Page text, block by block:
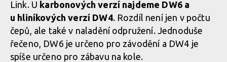
Do spojky se vkládá karbonová trubka
Link. U karbonových verzí najdeme DW6 a
u hliníkových verzí DW4. Rozdíl není jen v počtu
čepů, ale také v naladění odpružení. Jednoduše
řečeno, DW6 je určeno pro závodění a DW4 je
spíše určeno pro zábavu na kole.